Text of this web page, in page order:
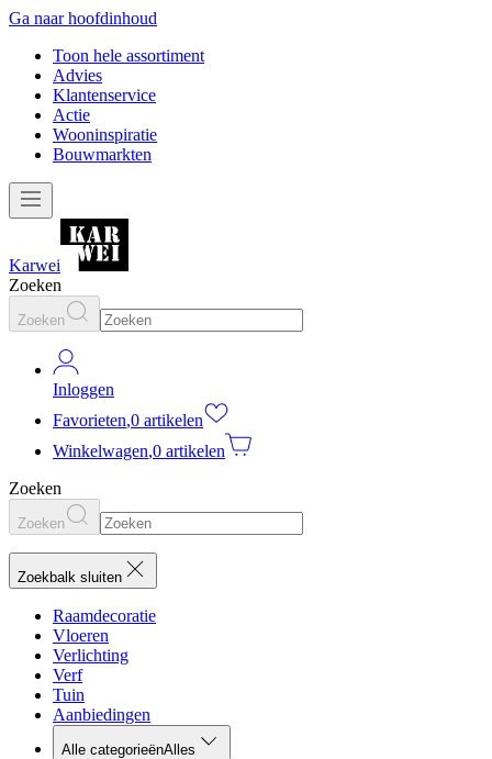
Ga naar hoofdinhoud
Toon hele assortiment
Advies
Klantenservice
Actie
Wooninspiratie
Bouwmarkten
Karwei
Zoeken
Zoeken
Inloggen
Favorieten,0 artikelen
Winkelwagen,0 artikelen
Zoeken
Zoeken
Zoekbalk sluiten
Raamdecoratie
Vloeren
Verlichting
Verf
Tuin
Aanbiedingen
Alle categorieënAlles